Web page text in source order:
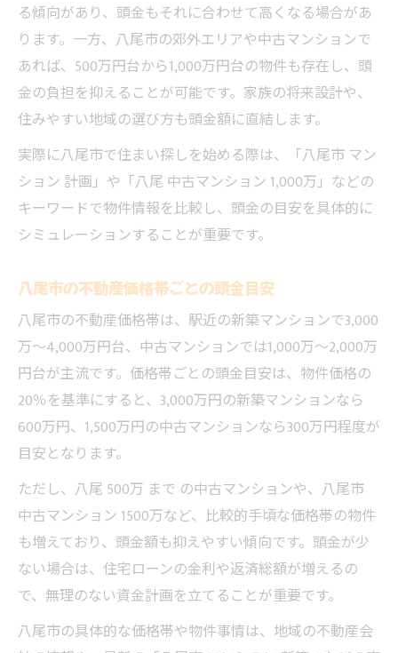
る傾向があり、頭金もそれに合わせて高くなる場合があ
ります。一方、八尾市の郊外エリアや中古マンションで
あれば、500万円台から1,000万円台の物件も存在し、頭
金の負担を抑えることが可能です。家族の将来設計や、
住みやすい地域の選び方も頭金額に直結します。
実際に八尾市で住まい探しを始める際は、「八尾市 マン
ション 計画」や「八尾 中古マンション 1,000万」などの
キーワードで物件情報を比較し、頭金の目安を具体的に
シミュレーションすることが重要です。
八尾市の不動産価格帯ごとの頭金目安
八尾市の不動産価格帯は、駅近の新築マンションで3,000
万～4,000万円台、中古マンションでは1,000万～2,000万
円台が主流です。価格帯ごとの頭金目安は、物件価格の
20％を基準にすると、3,000万円の新築マンションなら
600万円、1,500万円の中古マンションなら300万円程度が
目安となります。
ただし、八尾 500万 まで の中古マンションや、八尾市
中古マンション 1500万など、比較的手頃な価格帯の物件
も増えており、頭金額も抑えやすい傾向です。頭金が少
ない場合は、住宅ローンの金利や返済総額が増えるの
で、無理のない資金計画を立てることが重要です。
八尾市の具体的な価格帯や物件事情は、地域の不動産会